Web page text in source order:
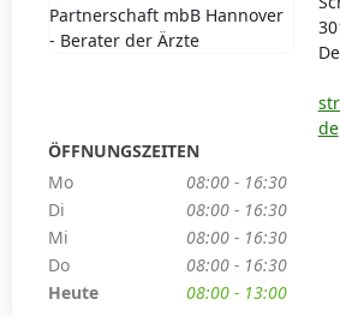
de
ÖFFNUNGSZEITEN
Mo
08:00 - 16:30
Di
08:00 - 16:30
Mi
08:00 - 16:30
Do
08:00 - 16:30
Heute
08:00 - 13:00